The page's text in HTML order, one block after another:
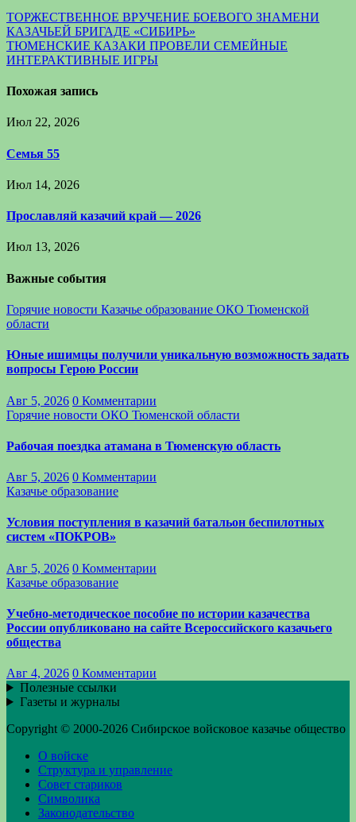
Навигация
по
записям
ТОРЖЕСТВЕННОЕ ВРУЧЕНИЕ БОЕВОГО ЗНАМЕНИ
КАЗАЧЬЕЙ БРИГАДЕ «СИБИРЬ»
ТЮМЕНСКИЕ КАЗАКИ ПРОВЕЛИ СЕМЕЙНЫЕ
ИНТЕРАКТИВНЫЕ ИГРЫ
Похожая запись
Июл 22, 2026
Семья 55
Июл 14, 2026
Прославляй казачий край — 2026
Июл 13, 2026
Важные события
Горячие новости Казачье образование ОКО Тюменской
области
Юные ишимцы получили уникальную возможность задать
вопросы Герою России
Авг 5, 2026 0 Комментарии
Горячие новости ОКО Тюменской области
Рабочая поездка атамана в Тюменскую область
Авг 5, 2026 0 Комментарии
Казачье образование
Условия поступления в казачий батальон беспилотных
систем «ПОКРОВ»
Авг 5, 2026 0 Комментарии
Казачье образование
Учебно-методическое пособие по истории казачества
России опубликовано на сайте Всероссийского казачьего
общества
Авг 4, 2026 0 Комментарии
Полезные ссылки
Газеты и журналы
Copyright © 2000-2026 Сибирское войсковое казачье общество
О войске
Структура и управление
Совет стариков
Символика
Законодательство